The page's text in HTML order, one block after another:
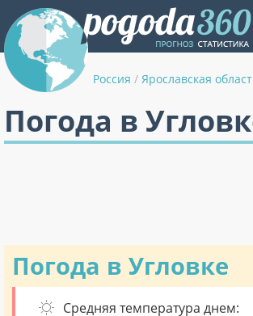
Россия / Ярославская
Погода в
Погода в Угловке
Средняя температура днем: